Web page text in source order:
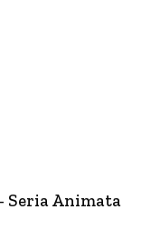
Seria Animata